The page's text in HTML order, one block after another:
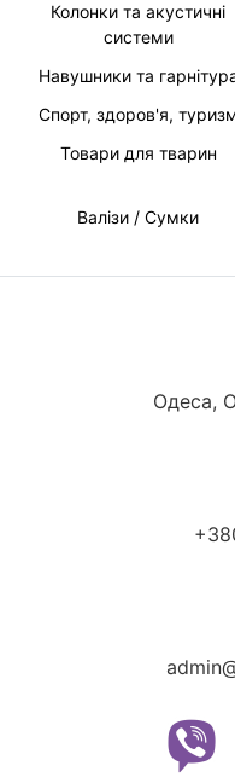
Колонки та акустичні
системи
Навушники та
Спорт, здоров'я,
Товари для тварин
Валізи / Сумки
Одеса,